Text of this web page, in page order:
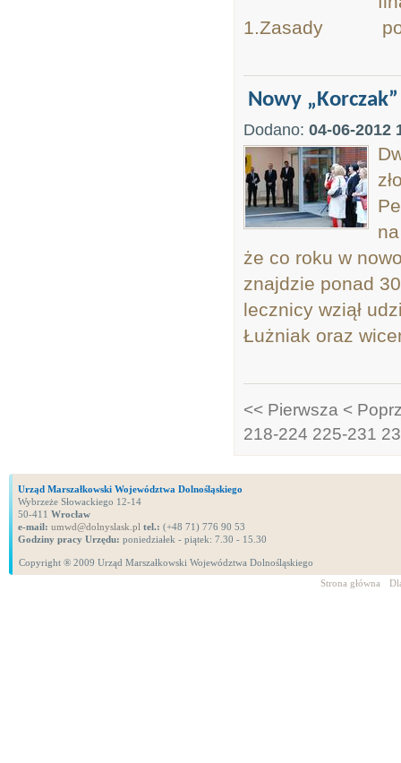
1.Zasady
Nowy
Dodano: 04-06-2012
że co roku w
znajdzie ponad
lecznicy wziął
Łużniak oraz
<< Pierwsza <
218-224 225-231
Urząd Marszałkowski Województwa Dolnośląskiego
Wybrzeże Słowackiego 12-14
50-411 Wrocław
e-mail: umwd@dolnyslask.pl tel.: (+48 71) 776 90 53
Godziny pracy Urzędu: poniedziałek - piątek: 7.30 - 15.30
Copyright ® 2009 Urząd Marszałkowski Województwa Dolnośląskiego
Strona główna